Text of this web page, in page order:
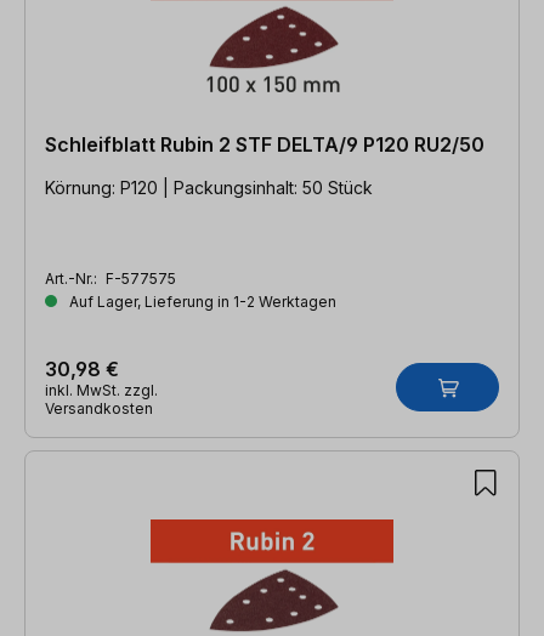
Schleifblatt Rubin 2 STF DELTA/9 P120 RU2/50
Körnung: P120 | Packungsinhalt: 50 Stück
Art.-Nr.: F-577575
Auf Lager, Lieferung in 1-2 Werktagen
30,98 €
inkl. MwSt. zzgl.
Versandkosten